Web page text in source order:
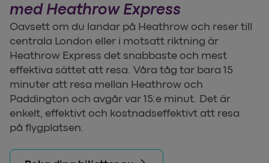
med Heathrow Express
Oavsett om du landar på Heathrow och reser till
centrala London eller i motsatt riktning är
Heathrow Express det snabbaste och mest
effektiva sättet att resa. Våra tåg tar bara 15
minuter att resa mellan Heathrow och
Paddington och avgår var 15:e minut. Det är
enkelt, effektivt och kostnadseffektivt att resa
på flygplatsen.